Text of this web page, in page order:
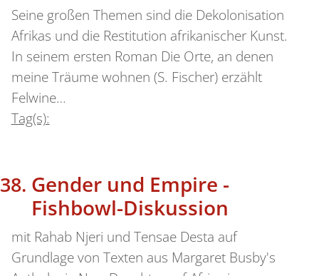
Seine großen Themen sind die Dekolonisation
Afrikas und die Restitution afrikanischer Kunst.
In seinem ersten Roman Die Orte, an denen
meine Träume wohnen (S. Fischer) erzählt
Felwine…
Tag(s):
Gender und Empire -
Fishbowl-Diskussion
mit Rahab Njeri und Tensae Desta auf
Grundlage von Texten aus Margaret Busby's